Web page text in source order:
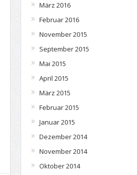
März 2016
Februar 2016
November 2015
September 2015
Mai 2015
April 2015
März 2015
Februar 2015
Januar 2015
Dezember 2014
November 2014
Oktober 2014